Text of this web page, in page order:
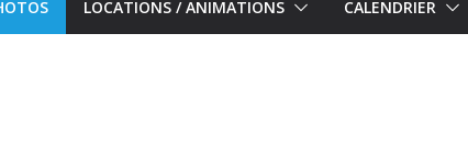
LOCATIONS / ANIMATIONS CALENDRIER